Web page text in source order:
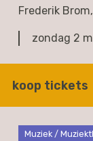
Frederik
zondag 2
koop tickets
Muziek /